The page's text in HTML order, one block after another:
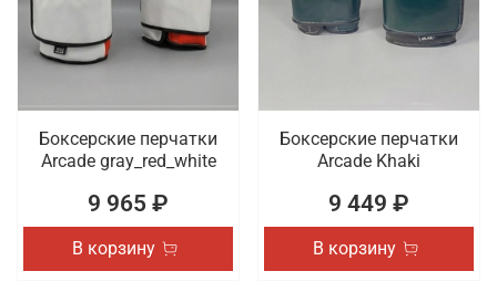
Боксерские перчатки
Arcade gray_red_white
9 965 ₽
В корзину
Боксерские перчатки
Arcade Khaki
9 449 ₽
В корзину